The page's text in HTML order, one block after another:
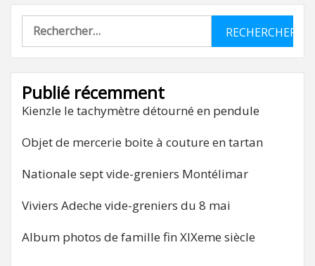
Rechercher :
Publié récemment
Kienzle le tachymètre détourné en pendule
Objet de mercerie boite à couture en tartan
Nationale sept vide-greniers Montélimar
Viviers Adeche vide-greniers du 8 mai
Album photos de famille fin XIXeme siècle